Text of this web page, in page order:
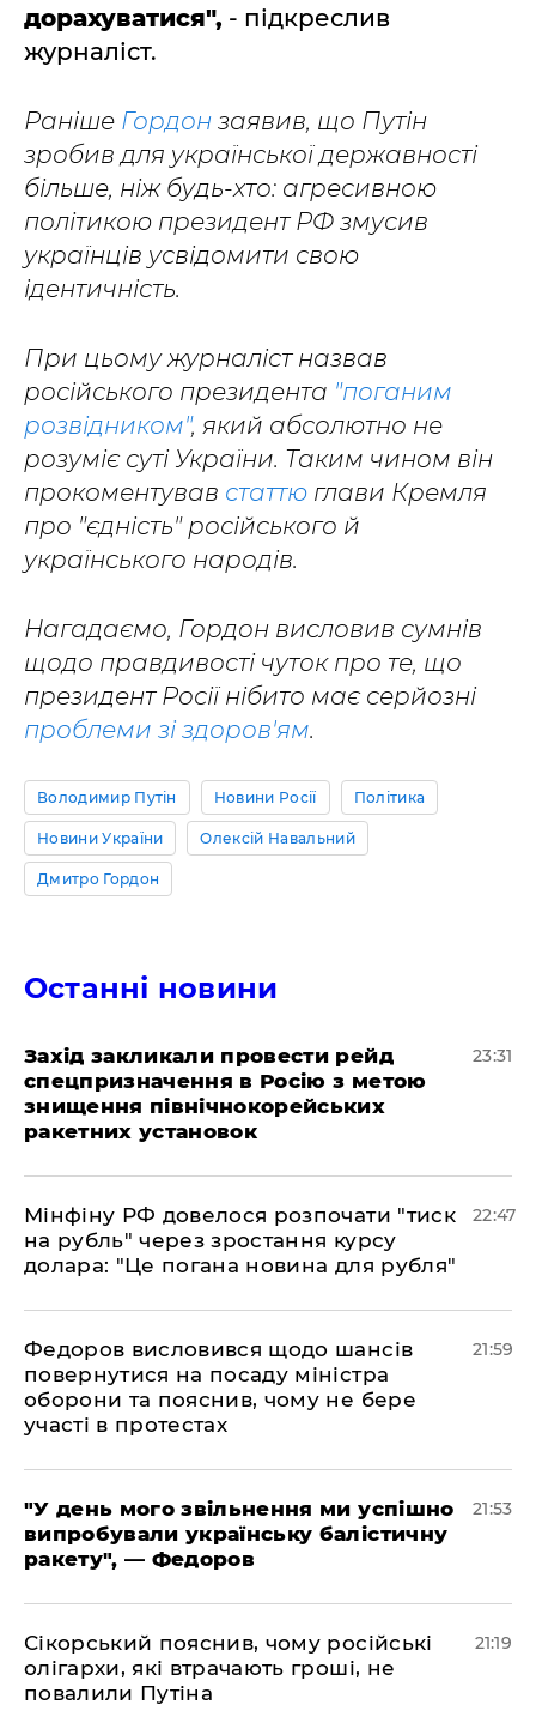
дорахуватися", - підкреслив
журналіст.
Раніше Гордон заявив, що Путін
зробив для української державності
більше, ніж будь-хто: агресивною
політикою президент РФ змусив
українців усвідомити свою
ідентичність.
При цьому журналіст назвав
російського президента "поганим
розвідником", який абсолютно не
розуміє суті України. Таким чином він
прокоментував статтю глави Кремля
про "єдність" російського й
українського народів.
Нагадаємо, Гордон висловив сумнів
щодо правдивості чуток про те, що
президент Росії нібито має серйозні
проблеми зі здоров'ям.
Володимир Путін Новини Росії Політика
Новини України Олексій Навальний
Дмитро Гордон
Останні новини
​Захід закликали провести рейд
спецпризначення в Росію з метою
знищення північнокорейських
ракетних установок
23:31
​Мінфіну РФ довелося розпочати "тиск
на рубль" через зростання курсу
долара: "Це погана новина для рубля"
22:47
​Федоров висловився щодо шансів
повернутися на посаду міністра
оборони та пояснив, чому не бере
участі в протестах
21:59
​"У день мого звільнення ми успішно
випробували українську балістичну
ракету", — Федоров
21:53
​Сікорський пояснив, чому російські
олігархи, які втрачають гроші, не
повалили Путіна
21:19